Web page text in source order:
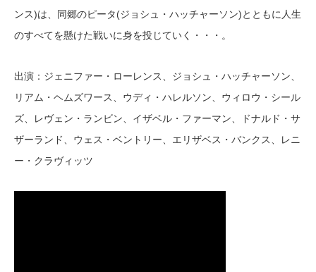
ンス)は、同郷のピータ(ジョシュ・ハッチャーソン)とともに人生
のすべてを懸けた戦いに身を投じていく・・・。
出演：ジェニファー・ローレンス、ジョシュ・ハッチャーソン、
リアム・ヘムズワース、ウディ・ハレルソン、ウィロウ・シール
ズ、レヴェン・ランビン、イザベル・ファーマン、ドナルド・サ
ザーランド、ウェス・ベントリー、エリザベス・バンクス、レニ
ー・クラヴィッツ